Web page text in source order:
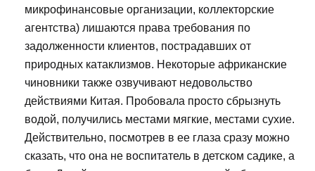
микрофинансовые организации, коллекторские
агентства) лишаются права требования по
задолженности клиентов, пострадавших от
природных катаклизмов. Некоторые африканские
чиновники также озвучивают недовольство
действиями Китая. Пробовала просто сбрызнуть
водой, получились местами мягкие, местами сухие.
Действительно, посмотрев в ее глаза сразу можно
сказать, что она не воспитатель в детском садике, а